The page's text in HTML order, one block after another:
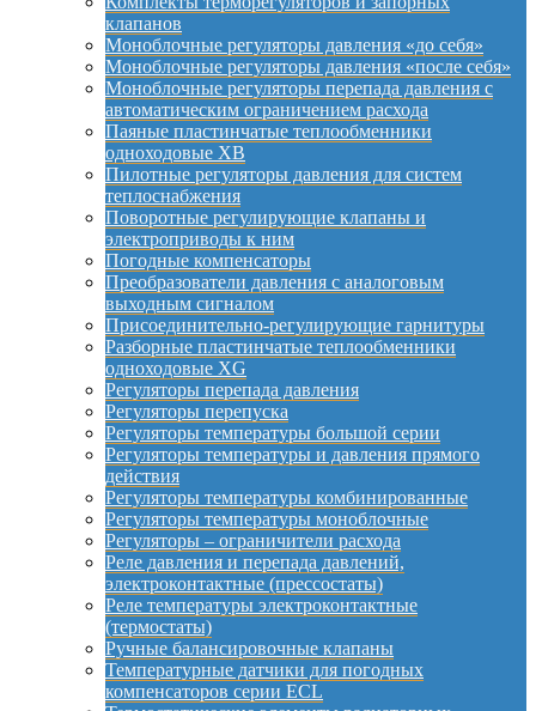
клапанов
Моноблочные регуляторы давления «до себя»
Моноблочные регуляторы давления «после себя»
Моноблочные регуляторы перепада давления с
автоматическим ограничением расхода
Паяные пластинчатые теплообменники
одноходовые XB
Пилотные регуляторы давления для систем
теплоснабжения
Поворотные регулирующие клапаны и
электроприводы к ним
Погодные компенсаторы
Преобразователи давления с аналоговым
выходным сигналом
Присоединительно-регулирующие гарнитуры
Разборные пластинчатые теплообменники
одноходовые XG
Регуляторы перепада давления
Регуляторы перепуска
Регуляторы температуры большой серии
Регуляторы температуры и давления прямого
действия
Регуляторы температуры комбинированные
Регуляторы температуры моноблочные
Регуляторы – ограничители расхода
Реле давления и перепада давлений,
электроконтактные (прессостаты)
Реле температуры электроконтактные
(термостаты)
Ручные балансировочные клапаны
Температурные датчики для погодных
компенсаторов серии ECL